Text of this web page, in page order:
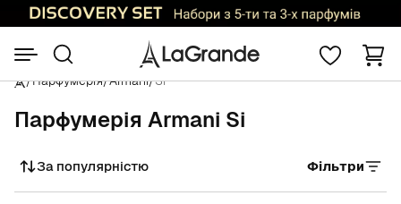
/Парфумерія/Armani/Si
Парфумерія Armani Si
Сортувати
За популярністю Фільтри